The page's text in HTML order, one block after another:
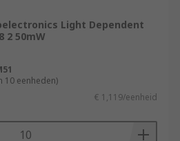
determine a great deal
objects being observed.
Light Dependent
2 50mW
10 eenheden)
€ 1,119/eenheid